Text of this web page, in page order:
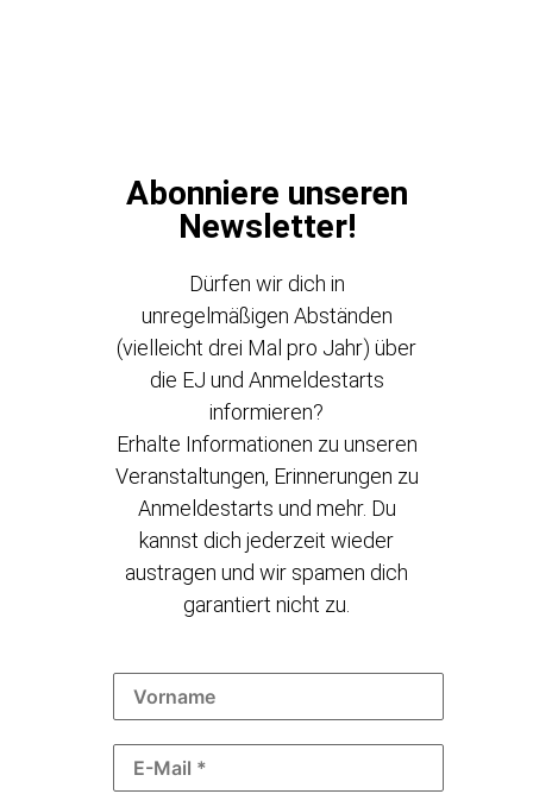
Abonniere unseren
Newsletter!
Dürfen wir dich in
unregelmäßigen Abständen
(vielleicht drei Mal pro Jahr) über
die EJ und Anmeldestarts
informieren?
Erhalte Informationen zu unseren
Veranstaltungen, Erinnerungen zu
Anmeldestarts und mehr. Du
kannst dich jederzeit wieder
austragen und wir spamen dich
garantiert nicht zu.